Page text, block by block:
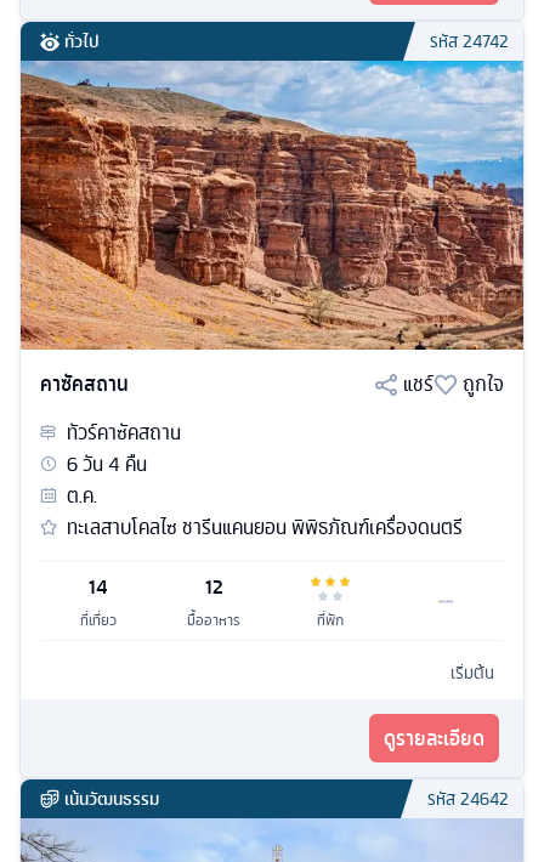
ทั่วไป รหัส24742
คาซัคสถาน แชร์
ถูกใจ
ทัวร์คาซัคสถาน
6วัน4 คืน
ต.ค.
ทะเลสาบโคลไซ ชารีนแคนยอน พิพิธภัณฑ์เครื่องดนตรี
14
ที่เที่ยว
12
มื้ออาหาร ที่พัก
เริ่มต้น
ดูรายละเอียด
เน้นวัฒนธรรม รหัส24642